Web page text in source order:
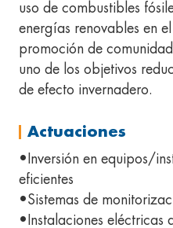
uso de combustibles
energías renovables en
promoción de
uno de los objetivos
de efecto invernadero.
Actuaciones
•Inversión en equipos/
eficientes
•Sistemas de
•Instalaciones eléctricas